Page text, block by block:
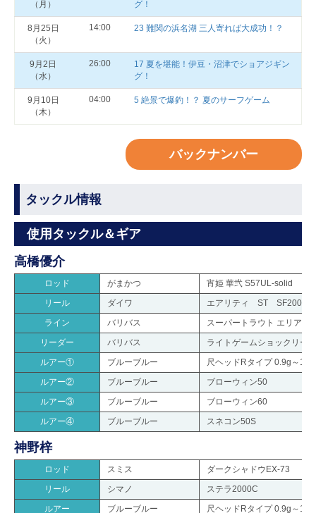
（月）
グ！
8月25日
（火）
14:00 23 難関の浜名湖 三人寄れば大成功！？
9月2日
（水）
26:00
17 夏を堪能！伊豆・沼津でショアジギン
グ！
9月10日
（木）
04:00 5 絶景で爆釣！？ 夏のサーフゲーム
バックナンバー
タックル情報
使用タックル＆ギア
高橋優介
ロッド がまかつ
宵姫 華弐 S57UL-solid
リール
ダイワ
エアリティ ST
ライン
バリバス
スーパートラウト エリア
リーダー
バリバス
ライトゲームショックリー
ルアー①
ブルーブルー
尺ヘッドRタイプ 0.9g～1.5g
ルアー②
ブルーブルー
ブローウィン50
ルアー③
ブルーブルー
ブローウィン60
ルアー④
ブルーブルー スネコン50S
神野梓
ロッド スミス
ダークシャドウEX-73
リール
シマノ
ステラ2000C
ルアー
ブルーブルー 尺ヘッドRタイプ 0.9g～1.5g